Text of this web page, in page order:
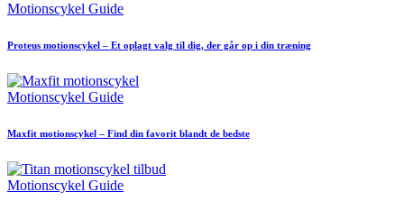
Motionscykel Guide
Proteus motionscykel – Et oplagt valg til dig, der går op i din træning
Motionscykel Guide
Maxfit motionscykel – Find din favorit blandt de bedste
Motionscykel Guide